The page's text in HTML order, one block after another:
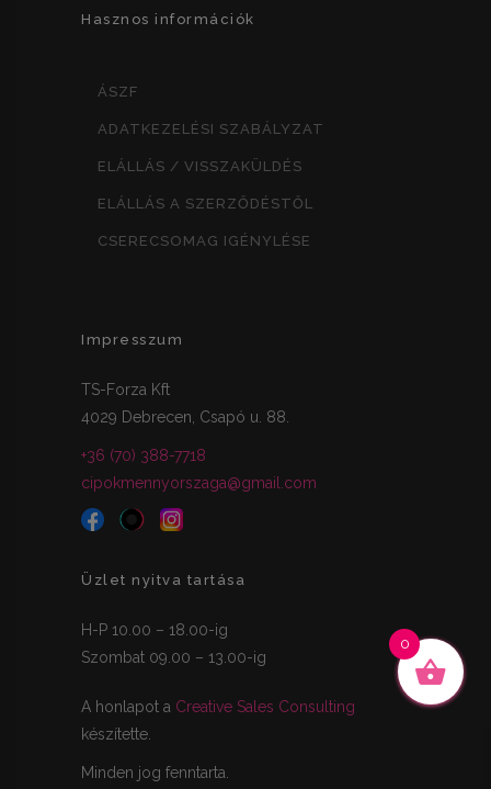
Hasznos információk
ÁSZF
ADATKEZELÉSI SZABÁLYZAT
ELÁLLÁS / VISSZAKÜLDÉS
ELÁLLÁS A SZERZŐDÉSTŐL
CSERECSOMAG IGÉNYLÉSE
Impresszum
TS-Forza Kft
4029 Debrecen, Csapó u. 88.
+36 (70) 388-7718
cipokmennyorszaga@gmail.com
Üzlet nyitva tartása
H-P 10.00 – 18.00-ig
Szombat 09.00 – 13.00-ig
A honlapot a Creative Sales Consulting
készítette.
Minden jog fenntarta.
0